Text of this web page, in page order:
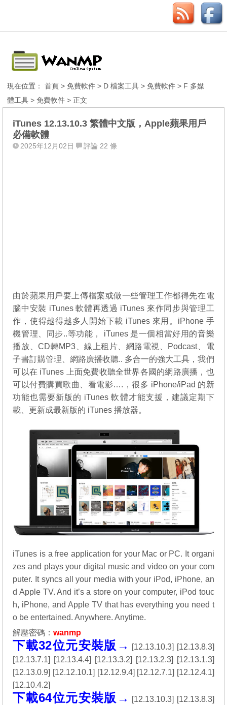
現在位置：首頁 >免費軟件 > D 檔案工具 >免費軟件 > F 多媒
體工具 >免費軟件 > 正文
iTunes 12.13.10.3 繁體中文版，Apple蘋果用戶
必備軟體
2025年12月02日 評論 22 條
由於蘋果用戶要上傳檔案或做一些管理工作都得先在電
腦中安裝 iTunes 軟體再透過 iTunes 來作同步與管理工
作，使得越得越多人開始下載 iTunes 來用。iPhone 手
機管理、同步..等功能， iTunes 是一個相當好用的音樂
播放、CD轉MP3、線上租片、網路電視、Podcast、電
子書訂購管理、網路廣播收聽.. 多合一的強大工具，我們
可以在 iTunes 上面免費收聽全世界各國的網路廣播，也
可以付費購買歌曲、看電影….，很多 iPhone/iPad 的新
功能也需要新版的 iTunes 軟體才能支援，建議定期下
載、更新成最新版的 iTunes 播放器。
iTunes is a free application for your Mac or PC. It organi
zes and plays your digital music and video on your com
puter. It syncs all your media with your iPod, iPhone, an
d Apple TV. And it’s a store on your computer, iPod touc
h, iPhone, and Apple TV that has everything you need t
o be entertained. Anywhere. Anytime.
解壓密碼：wanmp
下載32位元安裝版→ [12.13.10.3] [12.13.8.3]
[12.13.7.1] [12.13.4.4] [12.13.3.2] [12.13.2.3] [12.13.1.3]
[12.13.0.9] [12.12.10.1] [12.12.9.4] [12.12.7.1] [12.12.4.1]
[12.10.4.2]
下載64位元安裝版→ [12.13.10.3] [12.13.8.3]